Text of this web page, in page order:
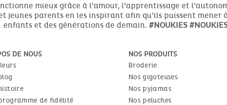
mieux grâce à l’amour, l’apprentissage et
jeunes parents en les inspirant afin qu’ils puissent mener
enfants et des générations de demain. #NOUKIES
DE NOUS
de fidélité
NOS PRODUITS
Broderie
Nos gigoteuses
Nos pyjamas
Nos peluches